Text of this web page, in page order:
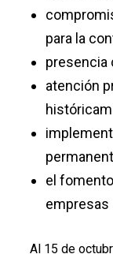
para la
presencia
atención
el
empresas
Al 15 de